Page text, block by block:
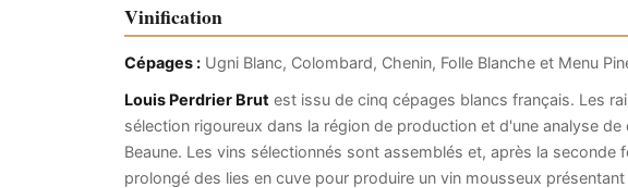
Vinification
Cépages : Ugni Blanc, Colombard, Chenin, Folle Blanche et Menu
Louis Perdrier Brut est issu de cinq cépages blancs français. Les
sélection rigoureux dans la région de production et d'une analyse
Beaune. Les vins sélectionnés sont assemblés et, après la seconde
prolongé des lies en cuve pour produire un vin mousseux